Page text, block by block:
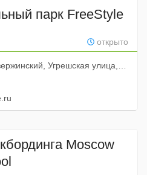
парк FreeStyle
открыто
Угрешская улица, 19
Moscow